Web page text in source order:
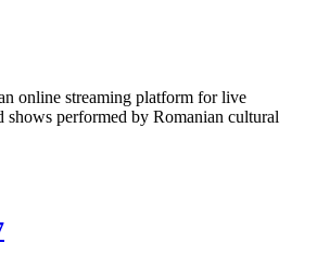
online streaming platform for live
shows performed by Romanian cultural